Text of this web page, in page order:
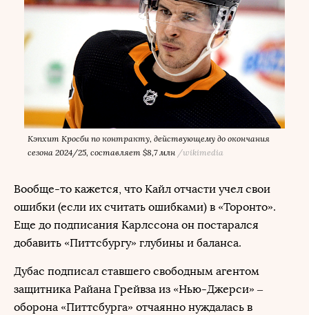
Кэпхит Кросби по контракту, действующему до окончания
сезона 2024/25, составляет $8,7 млн /wikimedia
Вообще-то кажется, что Кайл отчасти учел свои
ошибки (если их считать ошибками) в «Торонто».
Еще до подписания Карлссона он постарался
добавить «Питтсбургу» глубины и баланса.
Дубас подписал ставшего свободным агентом
защитника Райана Грейвза из «Нью-Джерси» –
оборона «Питтсбурга» отчаянно нуждалась в